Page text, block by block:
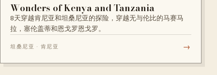
Wonders of Kenya and Tanzania
8天穿越肯尼亚和坦桑尼亚的探险，穿越无与伦比的马赛马
拉，塞伦盖蒂和恩戈罗恩戈罗。
坦桑尼亚 · 肯尼亚 →